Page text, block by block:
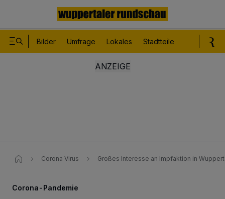
Bilder Umfrage Lokales Stadtteile
Corona Virus Großes Interesse an Impfaktion in
Corona-Pandemie